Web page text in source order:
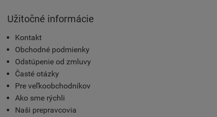
Užitočné informácie
Kontakt
Obchodné podmienky
Odstúpenie od zmluvy
Časté otázky
Pre veľkoobchodníkov
Ako sme rýchli
Naši prepravcovia